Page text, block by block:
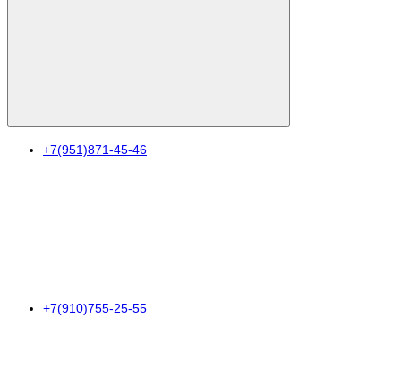
+7(951)871-45-46
+7(910)755-25-55